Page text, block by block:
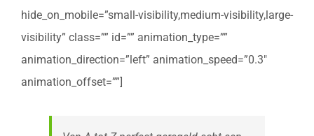
hide_on_mobile=”small-visibility,medium-visibility,large-
visibility” class=”” id=”” animation_type=””
animation_direction=”left” animation_speed=”0.3″
animation_offset=””]